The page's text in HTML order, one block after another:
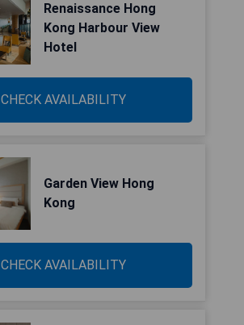
Renaissance Hong
Kong Harbour View
Hotel
CHECK AVAILABILITY
Garden View Hong
Kong
CHECK AVAILABILITY